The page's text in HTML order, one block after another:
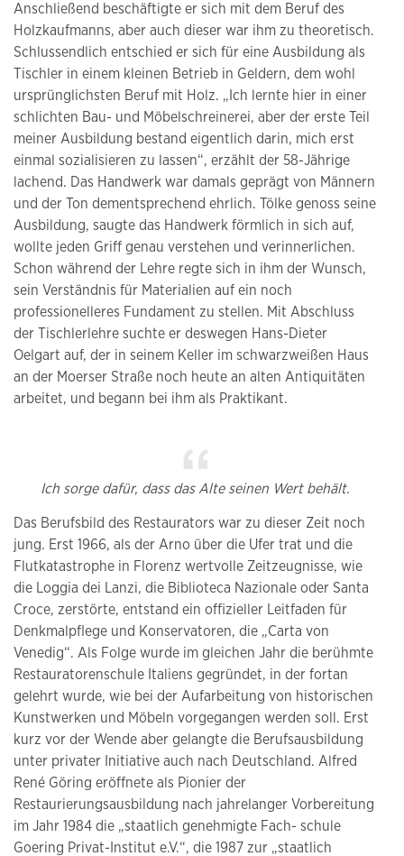
Anschließend beschäftigte er sich mit dem Beruf des
Holzkaufmanns, aber auch dieser war ihm zu theoretisch.
Schlussendlich entschied er sich für eine Ausbildung als
Tischler in einem kleinen Betrieb in Geldern, dem wohl
ursprünglichsten Beruf mit Holz. „Ich lernte hier in einer
schlichten Bau- und Möbelschreinerei, aber der erste Teil
meiner Ausbildung bestand eigentlich darin, mich erst
einmal sozialisieren zu lassen“, erzählt der 58-Jährige
lachend. Das Handwerk war damals geprägt von Männern
und der Ton dementsprechend ehrlich. Tölke genoss seine
Ausbildung, saugte das Handwerk förmlich in sich auf,
wollte jeden Griff genau verstehen und verinnerlichen.
Schon während der Lehre regte sich in ihm der Wunsch,
sein Verständnis für Materialien auf ein noch
professionelleres Fundament zu stellen. Mit Abschluss
der Tischlerlehre suchte er deswegen Hans-Dieter
Oelgart auf, der in seinem Keller im schwarzweißen Haus
an der Moerser Straße noch heute an alten Antiquitäten
arbeitet, und begann bei ihm als Praktikant.
Ich sorge dafür, dass das Alte seinen Wert behält.
Das Berufsbild des Restaurators war zu dieser Zeit noch
jung. Erst 1966, als der Arno über die Ufer trat und die
Flutkatastrophe in Florenz wertvolle Zeitzeugnisse, wie
die Loggia dei Lanzi, die Biblioteca Nazionale oder Santa
Croce, zerstörte, entstand ein offizieller Leitfaden für
Denkmalpflege und Konservatoren, die „Carta von
Venedig“. Als Folge wurde im gleichen Jahr die berühmte
Restauratorenschule Italiens gegründet, in der fortan
gelehrt wurde, wie bei der Aufarbeitung von historischen
Kunstwerken und Möbeln vorgegangen werden soll. Erst
kurz vor der Wende aber gelangte die Berufsausbildung
unter privater Initiative auch nach Deutschland. Alfred
René Göring eröffnete als Pionier der
Restaurierungsausbildung nach jahrelanger Vorbereitung
im Jahr 1984 die „staatlich genehmigte Fach- schule
Goering Privat-Institut e.V.“, die 1987 zur „staatlich